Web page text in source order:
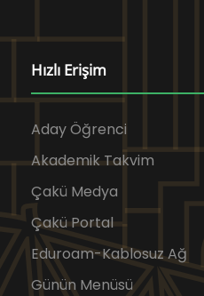
Hızlı Erişim
Aday Öğrenci
Akademik Takvim
Çakü Medya
Çakü Portal
Eduroam-Kablosuz Ağ
Günün Menüsü